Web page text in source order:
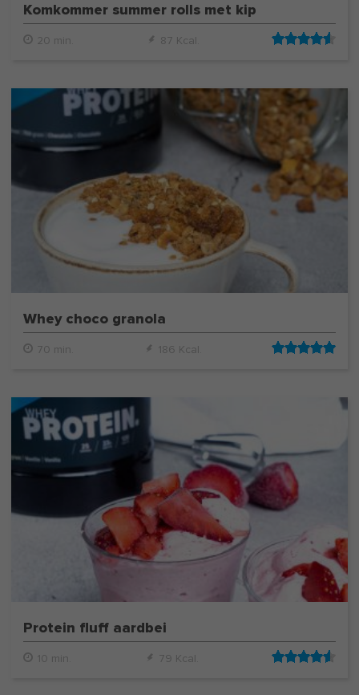
Komkommer summer rolls met kip
20 min. 87 Kcal.
Whey choco granola
70 min. 186 Kcal.
Protein fluff aardbei
10 min. 79 Kcal.